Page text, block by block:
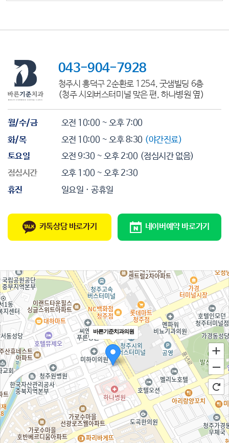
043-904-7928
청주시 흥덕구 2순환로 1254, 굿샘빌딩 6층
(청주 시외버스터미널 맞은 편, 하나병원 옆)
월/수/금
오전 10:00 ~ 오후 7:00
화/목
오전 10:00 ~ 오후 8:30 (야간진료)
토요일
오전 9:30 ~ 오후 2:00 (점심시간 없음)
점심시간
오후 1:00 ~ 오후 2:30
휴진
일요일 · 공휴일
카톡상담 바로가기 네이버예약 바로가기
바른기준치과의원